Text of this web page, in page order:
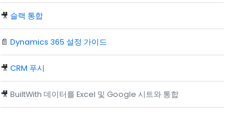
🎥 슬랙 통합
📄Dynamics 365 설정 가이드
🎥CRM 푸시
🎥BuiltWith 데이터를 Excel 및 Google 시트와 통합